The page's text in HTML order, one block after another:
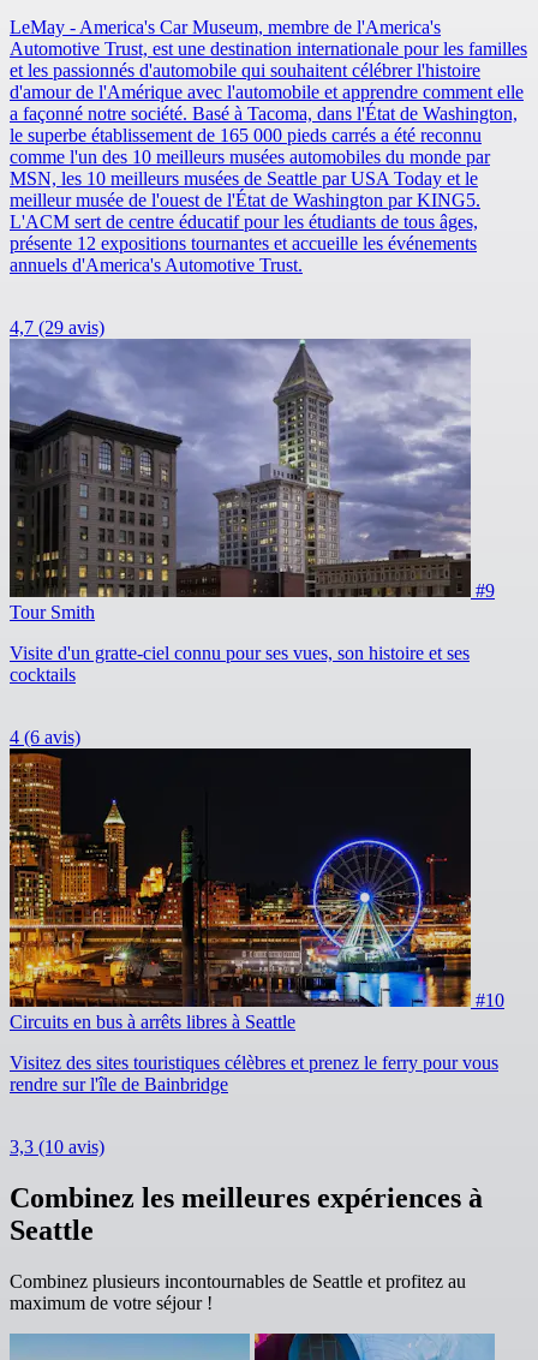
LeMay - America's Car Museum, membre de l'America's
Automotive Trust, est une destination internationale pour les familles
et les passionnés d'automobile qui souhaitent célébrer l'histoire
d'amour de l'Amérique avec l'automobile et apprendre comment elle
a façonné notre société. Basé à Tacoma, dans l'État de Washington,
le superbe établissement de 165 000 pieds carrés a été reconnu
comme l'un des 10 meilleurs musées automobiles du monde par
MSN, les 10 meilleurs musées de Seattle par USA Today et le
meilleur musée de l'ouest de l'État de Washington par KING5.
L'ACM sert de centre éducatif pour les étudiants de tous âges,
présente 12 expositions tournantes et accueille les événements
annuels d'America's Automotive Trust.
4,7 (29 avis)
#9
Tour Smith
Visite d'un gratte-ciel connu pour ses vues, son histoire et ses
cocktails
4 (6 avis)
#10
Circuits en bus à arrêts libres à Seattle
Visitez des sites touristiques célèbres et prenez le ferry pour vous
rendre sur l'île de Bainbridge
3,3 (10 avis)
Combinez les meilleures expériences à
Seattle
Combinez plusieurs incontournables de Seattle et profitez au
maximum de votre séjour !